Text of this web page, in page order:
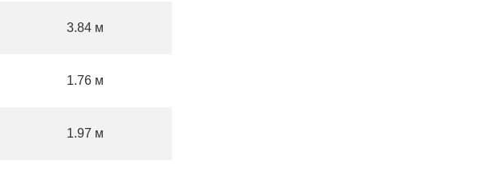
3.84 м
1.76 м
1.97 м